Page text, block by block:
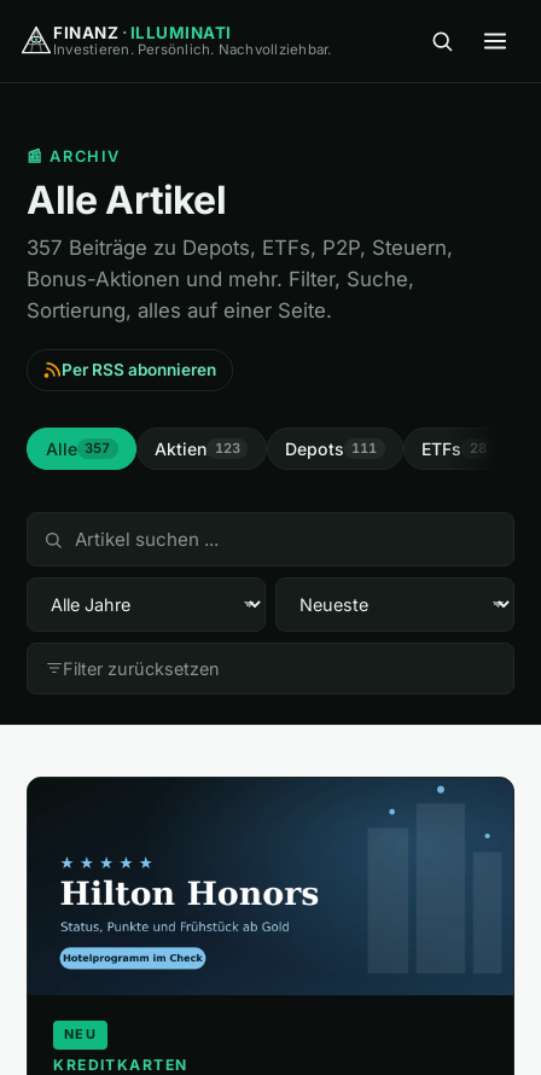
FINANZ · ILLUMINATI
Investieren. Persönlich. Nachvollziehbar.
🏠Home
🎓Wissen
⚖️ Vergleiche ▾
🛠 Tools ▾
🎁
📰 Artikel
📰 ARCHIV
Alle Artikel
357 Beiträge zu Depots, ETFs, P2P, Steuern,
Bonus-Aktionen und mehr. Filter, Suche,
Sortierung, alles auf einer Seite.
Per RSS abonnieren
Alle 357 Aktien 123 Depots 111 ETFs 28
Filter zurücksetzen
NEU
KREDITKARTEN